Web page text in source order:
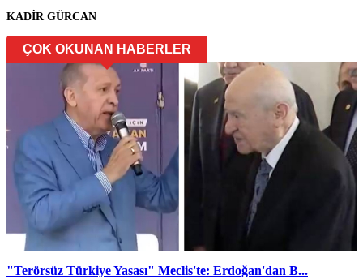
KADİR GÜRCAN
ÇOK OKUNAN HABERLER
"Terörsüz Türkiye Yasası" Meclis'te: Erdoğan'dan B...